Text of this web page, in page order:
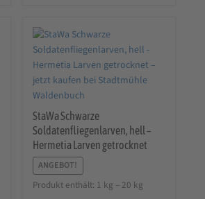
StaWa Schwarze
Soldatenfliegenlarven, hell –
Hermetia Larven getrocknet
ANGEBOT!
Produkt enthält: 1 kg – 20 kg